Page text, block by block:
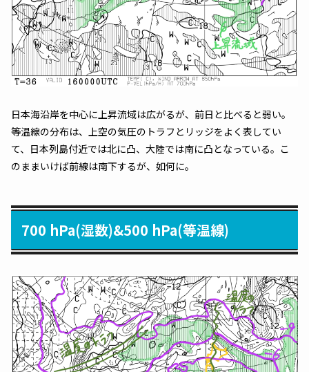
日本海沿岸を中心に上昇流域は広がるが、前日と比べると弱い。
等温線の分布は、上空の気圧のトラフとリッジをよく表してい
て、日本列島付近では北に凸、大陸では南に凸となっている。こ
のままいけば前線は南下するが、如何に。
700 hPa(湿数)&500 hPa(等温線)